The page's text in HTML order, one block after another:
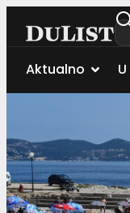
Aktualno